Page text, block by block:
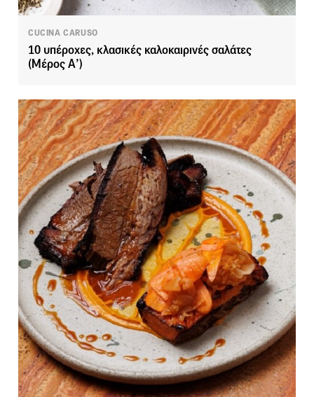
CUCINA CARUSO
10 υπέροχες, κλασικές καλοκαιρινές σαλάτες
(Μέρος Α’)